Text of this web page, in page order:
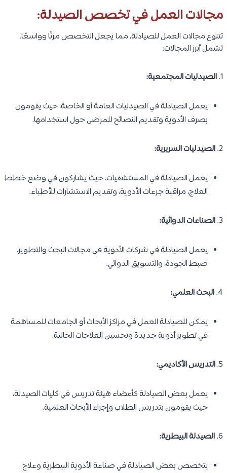
مجالات العمل في تخصص الصيدلة:
تتنوع مجالات العمل للصيادلة، مما يجعل التخصص مرنًا وواسعًا.
تشمل أبرز المجالات:
1. الصيدليات المجتمعية:
يعمل الصيادلة في الصيدليات العامة أو الخاصة، حيث يقومون
بصرف الأدوية وتقديم النصائح للمرضى حول استخدامها.
2. الصيدليات السريرية:
يعمل الصيادلة في المستشفيات، حيث يشاركون في وضع خطط
العلاج، مراقبة جرعات الأدوية، وتقديم الاستشارات للأطباء.
3. الصناعات الدوائية:
يعمل الصيادلة في شركات الأدوية في مجالات البحث والتطوير،
ضبط الجودة، والتسويق الدوائي.
4. البحث العلمي:
يمكن للصيادلة العمل في مراكز الأبحاث أو الجامعات للمساهمة
في تطوير أدوية جديدة وتحسين العلاجات الحالية.
5. التدريس الأكاديمي:
يعمل بعض الصيادلة كأعضاء هيئة تدريس في كليات الصيدلة،
حيث يقومون بتدريس الطلاب وإجراء الأبحاث العلمية.
6. الصيدلة البيطرية:
يتخصص بعض الصيادلة في صناعة الأدوية البيطرية وعلاج